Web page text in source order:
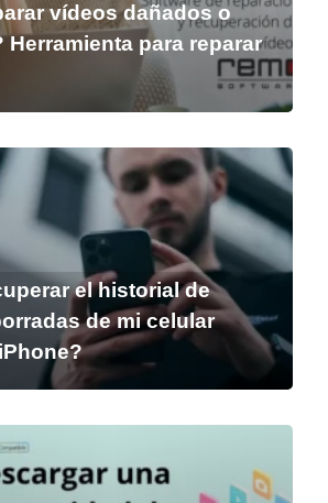
vídeos dañados o
para reparar
el historial de
de mi celular